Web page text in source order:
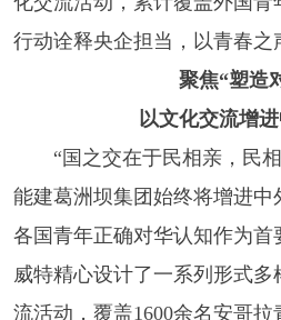
行动诠释央企担当，以青春之
聚焦“塑造
以文化交流增
“国之交在于民相亲，民
能建葛洲坝集团始终将增进中
各国青年正确对华认知作为
威特精心设计了一系列形式
流活动，覆盖1600余名安哥拉